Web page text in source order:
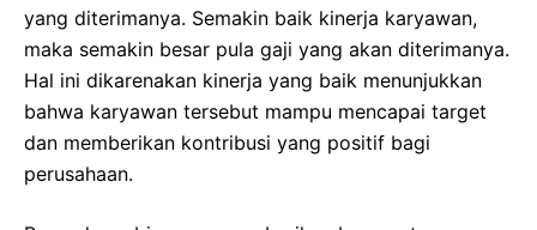
yang diterimanya. Semakin baik kinerja karyawan,
maka semakin besar pula gaji yang akan diterimanya.
Hal ini dikarenakan kinerja yang baik menunjukkan
bahwa karyawan tersebut mampu mencapai target
dan memberikan kontribusi yang positif bagi
perusahaan.